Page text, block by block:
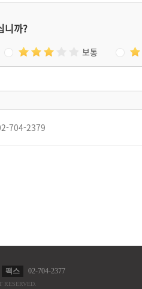
니까?
보통
704-2379
팩스 02-704-2377
RESERVED.